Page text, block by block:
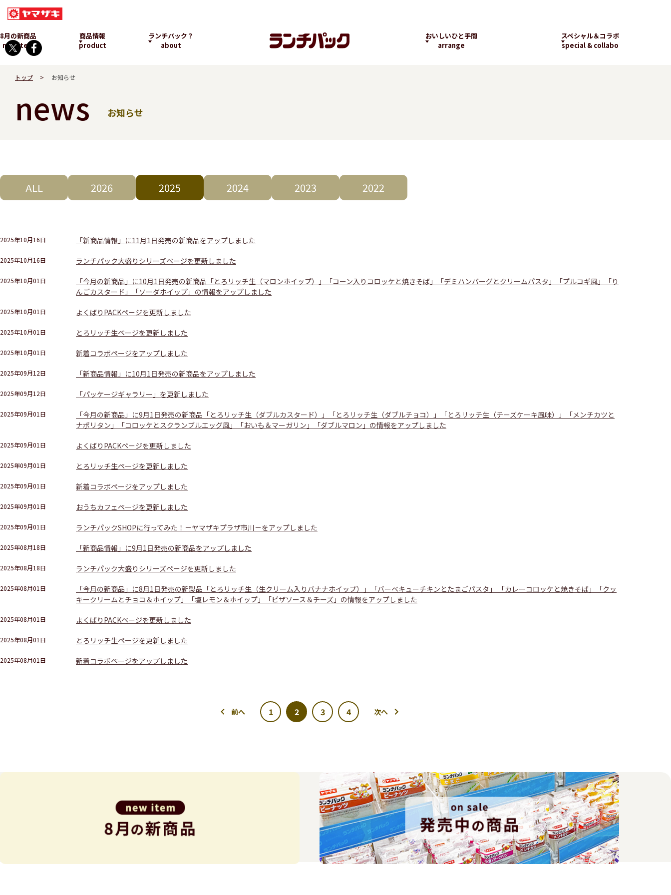
8月の新商品
new item
商品情報
product
発売中の商品 よくばりPACK
ランチパック？
about
おいしいひと手間
arrange
スペシャル＆コラボ
special & collabo
トップ お知らせ
news お知らせ
ALL 2026 2025 2024 2023 2022
2025年10月16日 「新商品情報」に11月1日発売の新商品をアップしました
2025年10月16日 ランチパック大盛りシリーズページを更新しました
2025年10月01日
「今月の新商品」に10月1日発売の新商品「とろリッチ生（マロンホイップ）」「コーン入りコロッケと焼きそば」「デミハンバーグとクリームパスタ」「プルコギ風」「り
んごカスタード」「ソーダホイップ」の情報をアップしました
2025年10月01日 よくばりPACKページを更新しました
2025年10月01日 とろリッチ生ページを更新しました
2025年10月01日 新着コラボページをアップしました
2025年09月12日 「新商品情報」に10月1日発売の新商品をアップしました
2025年09月12日 「パッケージギャラリー」を更新しました
2025年09月01日
「今月の新商品」に9月1日発売の新商品「とろリッチ生（ダブルカスタード）」「とろリッチ生（ダブルチョコ）」「とろリッチ生（チーズケーキ風味）」「メンチカツと
ナポリタン」「コロッケとスクランブルエッグ風」「おいも＆マーガリン」「ダブルマロン」の情報をアップしました
2025年09月01日 よくばりPACKページを更新しました
2025年09月01日 とろリッチ生ページを更新しました
2025年09月01日 新着コラボページをアップしました
2025年09月01日 おうちカフェページを更新しました
2025年09月01日 ランチパックSHOPに行ってみた！－ヤマザキプラザ市川－をアップしました
2025年08月18日 「新商品情報」に9月1日発売の新商品をアップしました
2025年08月18日 ランチパック大盛りシリーズページを更新しました
2025年08月01日
「今月の新商品」に8月1日発売の新製品「とろリッチ生（生クリーム入りバナナホイップ）」「バーベキューチキンとたまごパスタ」 「カレーコロッケと焼きそば」「クッ
キークリームとチョコ＆ホイップ」「塩レモン＆ホイップ」「ピザソース＆チーズ」の情報をアップしました
2025年08月01日 よくばりPACKページを更新しました
2025年08月01日 とろリッチ生ページを更新しました
2025年08月01日 新着コラボページをアップしました
前へ 1 2 3 4 次へ